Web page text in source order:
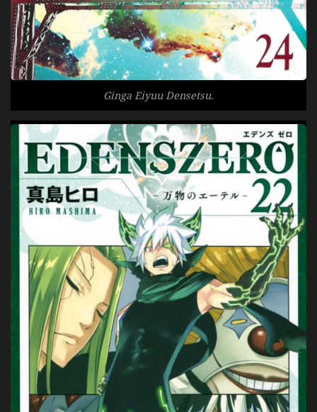
Ginga Eiyuu Densetsu.